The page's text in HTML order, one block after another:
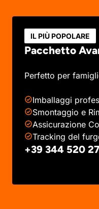
IL PIÙ POPOLARE
Pacchetto
Perfetto per
Imballaggi
Smontaggio e
Assicurazione
Tracking del
+39 344 520